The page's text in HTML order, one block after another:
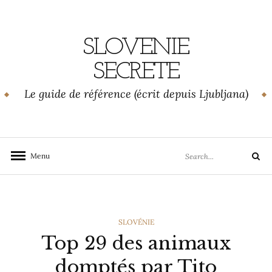
SLOVENIE
SECRETE
Le guide de référence (écrit depuis Ljubljana)
Menu
for:
Search
CATEGORIES
SLOVÉNIE
Top 29 des animaux
domptés par Tito